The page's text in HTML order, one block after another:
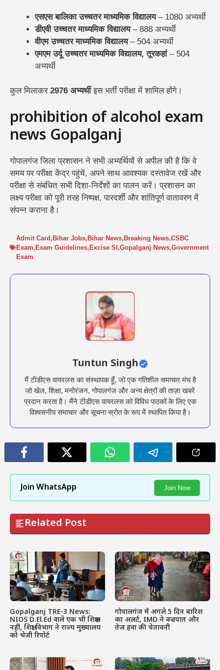
एसएस बालिका उच्चतर माध्यमिक विद्यालय– 1080 अभ्यर्थी
डीएवी उच्चतर माध्यमिक विद्यालय– 888 अभ्यर्थी
वीएम उच्चतर माध्यमिक विद्यालय– 504 अभ्यर्थी
एमएम उर्दू उच्चतर माध्यमिक विद्यालय, तूरकहां– 504
अभ्यर्थी
कुल मिलाकर 2976 अभ्यर्थीइस भर्ती परीक्षा में शामिल होंगे।
prohibition of alcohol exam
news Gopalganj
गोपालगंज जिला प्रशासन ने सभी अभ्यर्थियों से अपील की है कि वे
समय पर परीक्षा केंद्र पहुंचें, अपने साथ आवश्यक दस्तावेज रखें और
परीक्षा से संबंधित सभी दिशा-निर्देशों का पालन करें। प्रशासन का
लक्ष्य परीक्षा को पूरी तरह निष्पक्ष, पारदर्शी और शांतिपूर्ण वातावरण में
संपन्न कराना है।
Admit Card , Bihar Jobs, Bihar News, Breaking News,CSBC
Exam, Exam Guidelines, Excise SI ,Gopalganj News,Government
Exam
Tuntun Singh
मैं टीडीएस वायरलस का संस्थापक हूँ, जो एक गतिशील समाचार मंच है
जो खेल, शिक्षा, मनोरंजन, गोपालगंज और अन्य क्षेत्रों की ताज़ा खबरें
प्रदान करता है। मैंने टीडीएस वायरलस को विविध पाठकों के लिए एक
विश्वसनीय समाचार और सूचना स्रोत के रूप में स्थापित किया है।
Join WhatsApp Join Now
Related Post
Gopalganj TRE-3 News:
NIOS D.El.Ed वाले एक भी शिक्षक
नहीं, शिक्षा विभाग ने राज्य मुख्यालय
को भेजी रिपोर्ट
गोपालगंज में अगले 5 दिन बारिश
का अलर्ट, IMD ने वज्रपात और
तेज हवा की चेतावनी